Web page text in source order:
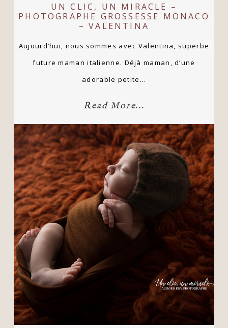
UN CLIC, UN MIRACLE –
PHOTOGRAPHE GROSSESSE MONACO
– VALENTINA
Aujourd’hui, nous sommes avec Valentina, superbe
future maman italienne. Déjà maman, d’une
adorable petite…
Read More...